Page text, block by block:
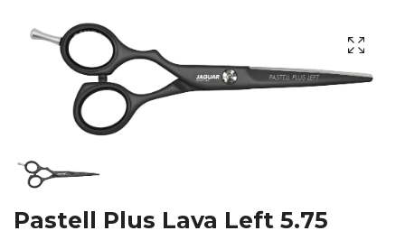
Pastell Plus Lava Left 5.75